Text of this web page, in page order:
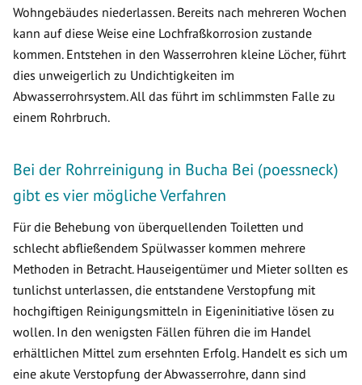
Wohngebäudes niederlassen. Bereits nach mehreren Wochen
kann auf diese Weise eine Lochfraßkorrosion zustande
kommen. Entstehen in den Wasserrohren kleine Löcher, führt
dies unweigerlich zu Undichtigkeiten im
Abwasserrohrsystem. All das führt im schlimmsten Falle zu
einem Rohrbruch.
Bei der Rohrreinigung in Bucha Bei (poessneck)
gibt es vier mögliche Verfahren
Für die Behebung von überquellenden Toiletten und
schlecht abfließendem Spülwasser kommen mehrere
Methoden in Betracht. Hauseigentümer und Mieter sollten es
tunlichst unterlassen, die entstandene Verstopfung mit
hochgiftigen Reinigungsmitteln in Eigeninitiative lösen zu
wollen. In den wenigsten Fällen führen die im Handel
erhältlichen Mittel zum ersehnten Erfolg. Handelt es sich um
eine akute Verstopfung der Abwasserrohre, dann sind